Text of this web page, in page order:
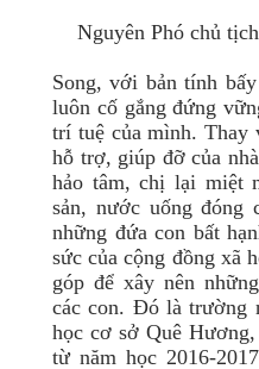
Nguyên Phó chủ
Song, với bản tính
luôn cố gắng đứng
trí tuệ của mình.
hỗ trợ, giúp đỡ của
hảo tâm, chị lại miệt
sản, nước uống
những đứa con bất
sức của cộng đồng xã
góp để xây nên
các con. Đó là trường
học cơ sở Quê
từ năm học 2016-